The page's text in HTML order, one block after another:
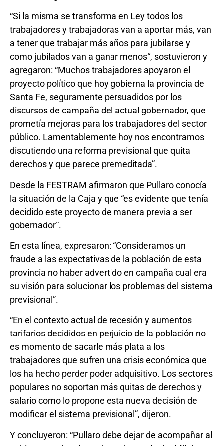
“Si la misma se transforma en Ley todos los
trabajadores y trabajadoras van a aportar más, van
a tener que trabajar más años para jubilarse y
como jubilados van a ganar menos“, sostuvieron y
agregaron: “Muchos trabajadores apoyaron el
proyecto político que hoy gobierna la provincia de
Santa Fe, seguramente persuadidos por los
discursos de campaña del actual gobernador, que
prometía mejoras para los trabajadores del sector
público. Lamentablemente hoy nos encontramos
discutiendo una reforma previsional que quita
derechos y que parece premeditada”.
Desde la FESTRAM afirmaron que Pullaro conocía
la situación de la Caja y que “es evidente que tenía
decidido este proyecto de manera previa a ser
gobernador”.
En esta línea, expresaron: “Consideramos un
fraude a las expectativas de la población de esta
provincia no haber advertido en campaña cual era
su visión para solucionar los problemas del sistema
previsional”.
“En el contexto actual de recesión y aumentos
tarifarios decididos en perjuicio de la población no
es momento de sacarle más plata a los
trabajadores que sufren una crisis económica que
los ha hecho perder poder adquisitivo. Los sectores
populares no soportan más quitas de derechos y
salario como lo propone esta nueva decisión de
modificar el sistema previsional”, dijeron.
Y concluyeron: “Pullaro debe dejar de acompañar al